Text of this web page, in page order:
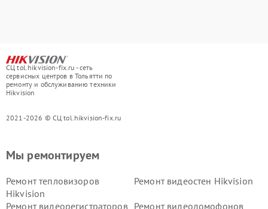
СЦ tol.hikvision-fix.ru - сеть
сервисных центров в Тольятти по
ремонту и обслуживанию техники
Hikvision
2021-2026 © СЦ tol.hikvision-fix.ru
Мы ремонтируем
Ремонт тепловизоров
Hikvision
Ремонт видеостен Hikvision
Ремонт видеорегистраторов Ремонт видеодомофонов